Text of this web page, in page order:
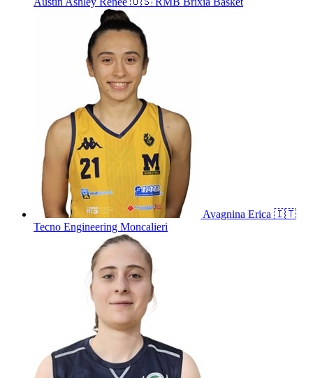
Avagnina Erica 🇮🇹
Tecno Engineering Moncalieri